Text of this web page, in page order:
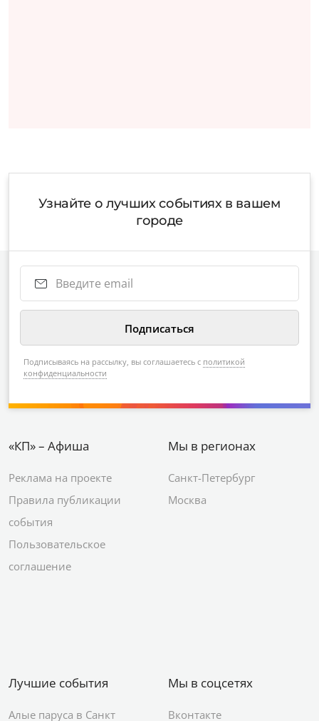
Узнайте о лучших событиях в вашем
городе
Подписываясь на рассылку, вы соглашаетесь с политикой
конфиденциальности
«КП» – Афиша
Реклама на проекте
Правила публикации
события
Пользовательское
соглашение
Мы в регионах
Санкт-Петербург
Москва
Лучшие события
Алые паруса в Санкт
Мы в соцсетях
Вконтакте